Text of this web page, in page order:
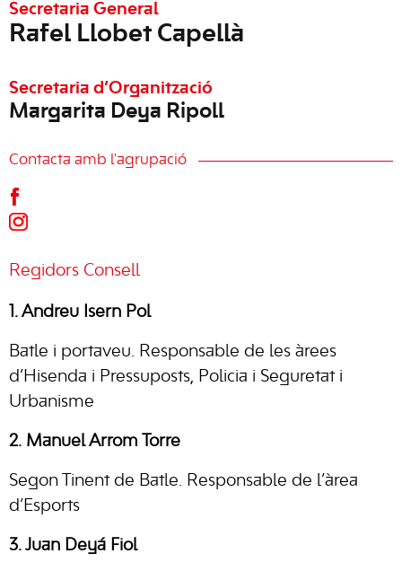
Secretaria General
Rafel Llobet Capellà
Secretaria d’Organització
Margarita Deya Ripoll
Contacta amb l'agrupació
Regidors Consell
1. Andreu Isern Pol
Batle i portaveu. Responsable de les àrees
d’Hisenda i Pressuposts, Policia i Seguretat i
Urbanisme
2. Manuel Arrom Torre
Segon Tinent de Batle. Responsable de l’àrea
d’Esports
3. Juan Deyá Fiol